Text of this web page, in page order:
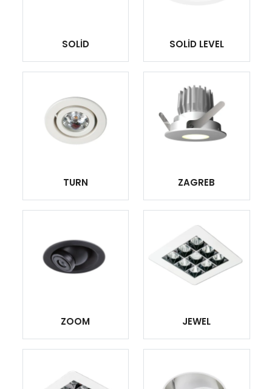
SOLİD SOLİD LEVEL
TURN ZAGREB
ZOOM JEWEL